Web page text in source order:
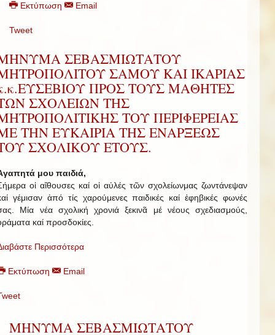
Εκτύπωση Email
Tweet
ΣΕΒΑΣΜΙΩΤΑΤΟΥ
ΣΑΜΟΥ ΚΑΙ ΙΚΑΡΙΑΣ
ΠΡΟΣ ΤΟΥΣ ΜΑΘΗΤΕΣ
ΣΧΟΛΕΙΩΝ ΤΗΣ
ΤΟΥ ΠΕΡΙΦΕΡΕΙΑΣ
ΤΗΝ ΕΥΚΑΙΡΙΑ ΤΗΣ ΕΝΑΡΞΕΩΣ
ΣΧΟΛΙΚΟΥ ΕΤΟΥΣ.
μου παιδιά,
οἱ αἴθουσες καί οἱ αὐλές τῶν σχολείωνμας ζωντάνεψαν
γέμισαν ἀπό τίς χαρούμενες παιδικές καί ἐφηβικές φωνές
Μία νέα σχολική χρονιά ξεκινᾶ μέ νέους σχεδιασμούς,
καί προσδοκίες.
Περισσότερα
Εκτύπωση Email
ΜΗΝΥΜΑ ΣΕΒΑΣΜΙΩΤΑΤΟΥ